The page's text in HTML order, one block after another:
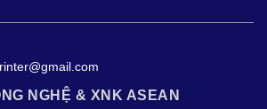
NGHỆ & XNK ASEAN